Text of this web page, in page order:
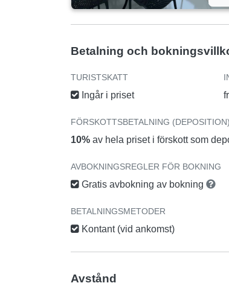
Betalning och
TURISTSKATT
Ingår i priset
FÖRSKOTTSBETALNING (DEPOSITION)
10% av hela priset i förskott som
AVBOKNINGSREGLER FÖR BOKNING
Gratis avbokning av bokning
BETALNINGSMETODER
Kontant (vid ankomst)
Avstånd